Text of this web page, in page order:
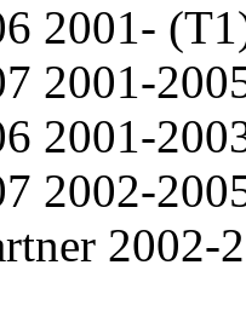
2001-
2001-
2001-
2002-
2002-